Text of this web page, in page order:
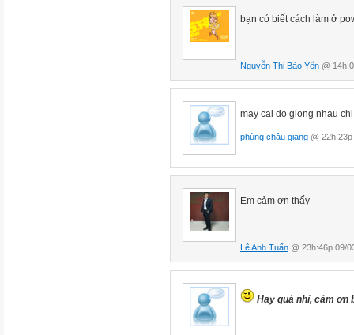
bạn có biết cách làm ở
Nguyễn Thị Bảo Yến @
may cai do giong nhau
phùng châu giang @
Em cảm ơn thấy
Lê Anh Tuấn @ 23h:46p 09/
Hay quá nhỉ, cảm ơn